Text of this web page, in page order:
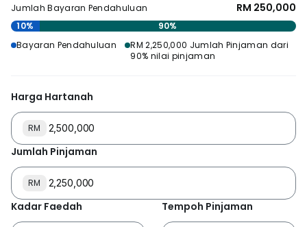
Jumlah Bayaran Pendahuluan RM 250,000
10%
90%
Bayaran Pendahuluan
RM 2,250,000 Jumlah Pinjaman dari
90% nilai pinjaman
Harga Hartanah
RM
Jumlah Pinjaman
RM
Kadar Faedah Tempoh Pinjaman